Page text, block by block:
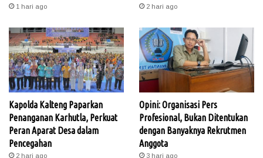
1 hari ago 2 hari ago
Kapolda Kalteng Paparkan
Penanganan Karhutla, Perkuat
Peran Aparat Desa dalam
Pencegahan
2 hari ago
Opini: Organisasi Pers
Profesional, Bukan Ditentukan
dengan Banyaknya Rekrutmen
Anggota
3 hari ago